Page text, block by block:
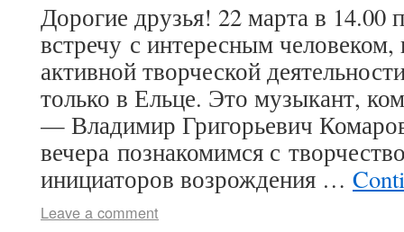
Дорогие друзья! 22 марта в 14.00
встречу с интересным человеком,
активной творческой
только в Ельце. Это музыкант,
— Владимир Григорьевич
вечера познакомимся с
инициаторов возрождения …
Leave a comment